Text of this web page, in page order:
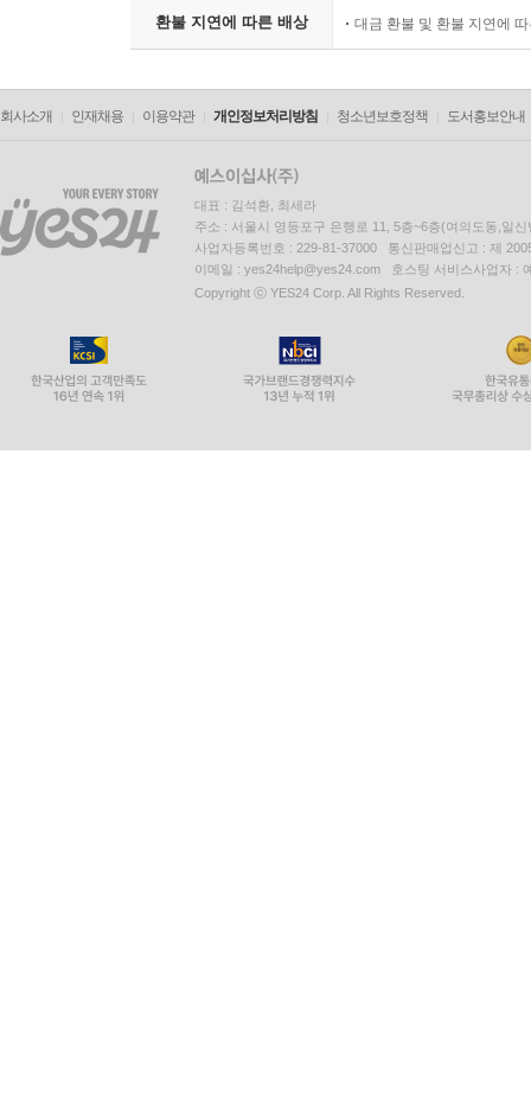
환불 지연에 따른 배상 대금 환불 및 환불 지연에
회사소개 인재채용 이용약관 개인정보처리방침 청소년보호정책 도서홍보안내
대표 : 김석환, 최세라
주소 : 서울시 영등포구 은행로 11, 5층~6층(여의도동,일신
사업자등록번호 : 229-81-37000 통신판매업신고 : 제
이메일 : yes24help@yes24.com 호스팅 서비스사업자 :
Copyright ⓒ YES24 Corp. All Rights Reserved.